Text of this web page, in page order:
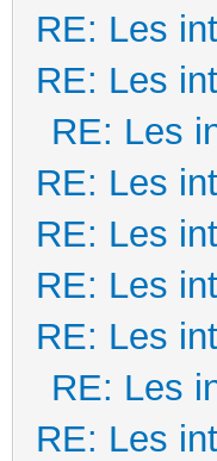
RE: Les
RE: Les
RE: Les
RE: Les
RE: Les
RE: Les
RE: Les
RE: Les
RE: Les